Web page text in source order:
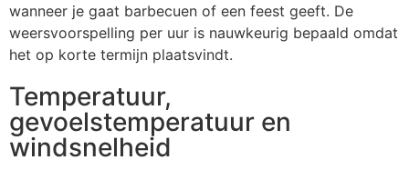
wanneer je gaat barbecuen of een feest geeft. De
weersvoorspelling per uur is nauwkeurig bepaald omdat
het op korte termijn plaatsvindt.
Temperatuur,
gevoelstemperatuur en
windsnelheid